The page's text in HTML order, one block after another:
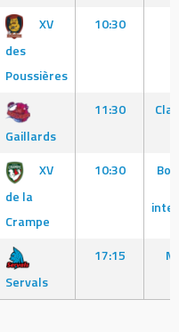
XV
des
Poussières
10:30
Gaillards
11:30
XV
de la
Crampe
10:30
Servals
17:15